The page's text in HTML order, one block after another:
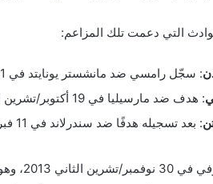
التي دعمت تلك المزاعم:
: سجّل رامسي ضد مانشستر يونايتد في 1 مايو/أيار 2011، وقُتل بن لادن في اليوم التالي.
: هدف ضد مارسيليا في 19 أكتوبر/تشرين الأول 2011، تلاه إعلان وفاة القذافي.
2013، وهو اليوم ذاته الذي سجل فيه رامسي هدفين.